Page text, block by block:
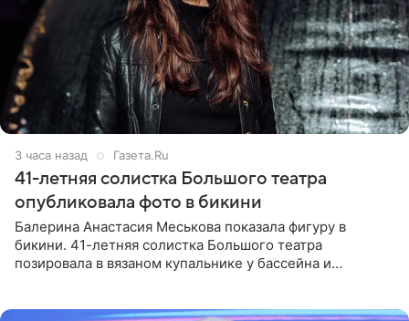
3 часа назад Газета.Ru
41-летняя солистка Большого театра
опубликовала фото в бикини
Балерина Анастасия Меськова показала фигуру в
бикини. 41-летняя солистка Большого театра
позировала в вязаном купальнике у бассейна и